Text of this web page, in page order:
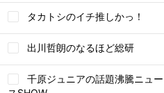
タカトシのイチ推しかっ！
出川哲朗のなるほど総研
千原ジュニアの話題沸騰ニュー